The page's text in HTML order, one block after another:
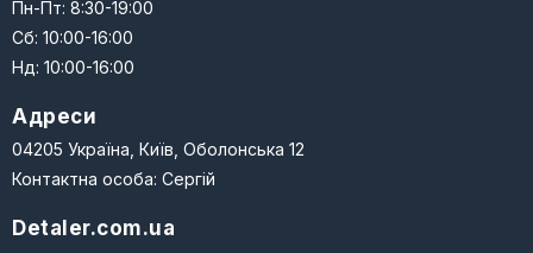
Пн-Пт: 8:30-19:00
Сб: 10:00-16:00
Нд: 10:00-16:00
Адреси
04205 Україна, Київ, Оболонська 12
Контактна особа: Сергій
Detaler.com.ua